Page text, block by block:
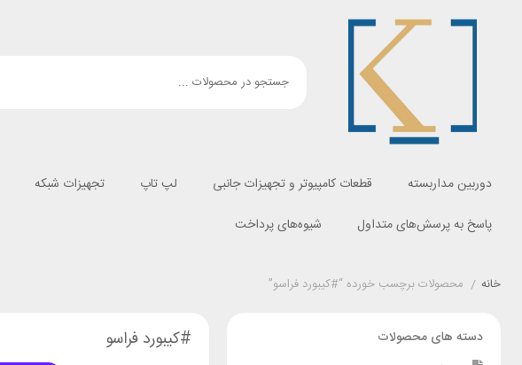
دوربین مداربسته قطعات کامپیوتر و تجهیزات جانبی لپ تاپ تجهیزات شبکه
پاسخ به پرسش‌های متداول
شیوه‌های پرداخت
خانه / محصولات برچسب خورده “#کیبورد فراسو”
#کیبورد فراسو دسته های محصولات